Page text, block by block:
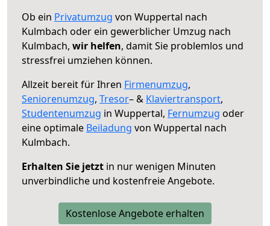
Ob ein Privatumzug von Wuppertal nach
Kulmbach oder ein gewerblicher Umzug nach
Kulmbach, wir helfen, damit Sie problemlos und
stressfrei umziehen können.
Allzeit bereit für Ihren Firmenumzug,
Seniorenumzug, Tresor– & Klaviertransport,
Studentenumzug in Wuppertal, Fernumzug oder
eine optimale Beiladung von Wuppertal nach
Kulmbach.
Erhalten Sie jetzt in nur wenigen Minuten
unverbindliche und kostenfreie Angebote.
Kostenlose Angebote erhalten